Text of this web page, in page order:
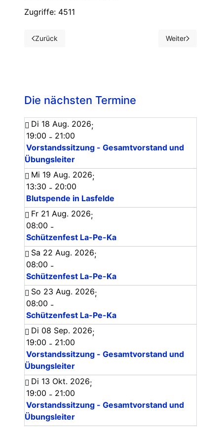
Zugriffe: 4511
Vorheriger Beitrag: Winterfreizeit 2018
Zurück Nächster
Weiter
Die nächsten Termine
Di 18 Aug. 2026;
19:00 - 21:00
Vorstandssitzung - Gesamtvorstand und
Übungsleiter
Mi 19 Aug. 2026;
13:30 - 20:00
Blutspende in Lasfelde
Fr 21 Aug. 2026;
08:00 -
Schützenfest La-Pe-Ka
Sa 22 Aug. 2026;
08:00 -
Schützenfest La-Pe-Ka
So 23 Aug. 2026;
08:00 -
Schützenfest La-Pe-Ka
Di 08 Sep. 2026;
19:00 - 21:00
Vorstandssitzung - Gesamtvorstand und
Übungsleiter
Di 13 Okt. 2026;
19:00 - 21:00
Vorstandssitzung - Gesamtvorstand und
Übungsleiter